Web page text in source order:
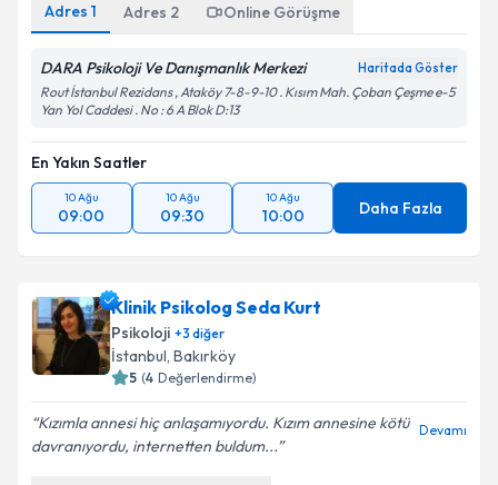
Adres 1 Adres 2 Online Görüşme
DARA Psikoloji Ve Danışmanlık Merkezi Haritada Göster
Rout İstanbul Rezidans , Ataköy 7-8-9-10 . Kısım Mah. Çoban Çeşme e-5
Yan Yol Caddesi . No : 6 A Blok D:13
En Yakın Saatler
10 Ağu
09:00
10 Ağu
09:30
10 Ağu
10:00 Daha Fazla
Klinik Psikolog Seda Kurt
Psikoloji +3 diğer
İstanbul, Bakırköy
5 (4 Değerlendirme)
Kızımla annesi hiç anlaşamıyordu. Kızım annesine kötü
davranıyordu, internetten buldum...
Devamı